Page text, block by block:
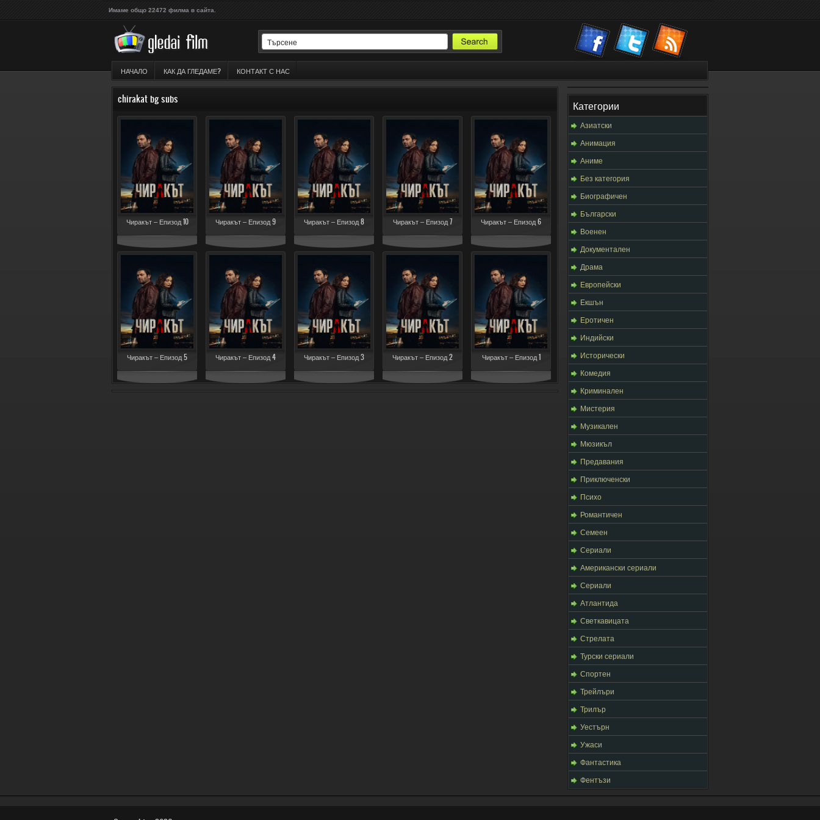
Имаме общо 22472 филма в сайта.
НАЧАЛО КАК ДА ГЛЕДАМЕ? КОНТАКТ С НАС
chirakat bg subs
Чиракът – Епизод 10 Чиракът – Епизод 9 Чиракът – Епизод 8 Чиракът – Епизод 7 Чиракът – Епизод 6
Чиракът – Епизод 5 Чиракът – Епизод 4 Чиракът – Епизод 3 Чиракът – Епизод 2 Чиракът – Епизод 1
Категории
Азиатски
Анимация
Аниме
Без категория
Биографичен
Български
Военен
Документален
Драма
Европейски
Екшън
Еротичен
Индийски
Исторически
Комедия
Криминален
Мистерия
Музикален
Мюзикъл
Предавания
Приключенски
Психо
Романтичен
Семеен
Сериали
Американски сериали
Сериали
Атлантида
Светкавицата
Стрелата
Турски сериали
Спортен
Трейлъри
Трилър
Уестърн
Ужаси
Фантастика
Фентъзи